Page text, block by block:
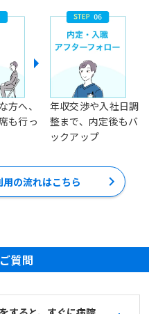
方へ、
も行っ
年収交渉や入社日調
整まで、内定後もバ
ックアップ
の流れはこちら
質問